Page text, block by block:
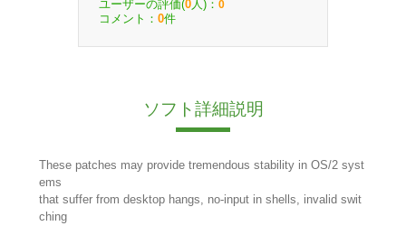
ユーザーの評価(0 人)： 0
コメント： 0件
ソフト詳細説明
These patches may provide tremendous stability in OS/2 syst
ems
that suffer from desktop hangs, no-input in shells, invalid swit
ching